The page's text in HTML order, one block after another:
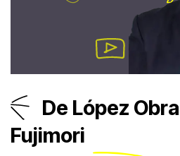
De López
Fujimori